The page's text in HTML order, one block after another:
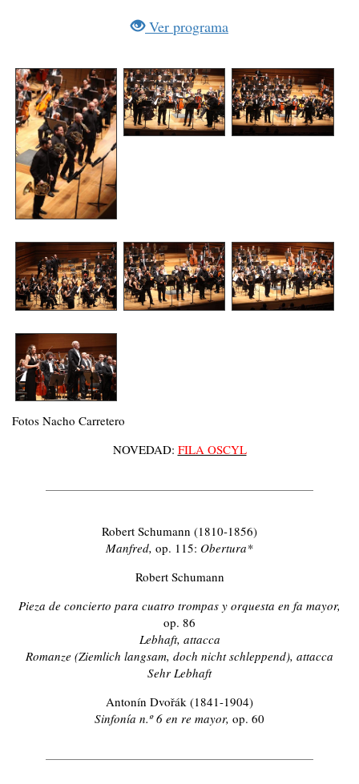
Ver programa
Fotos Nacho Carretero
NOVEDAD: FILA OSCYL
Robert Schumann (1810-1856)
Manfred, op. 115: Obertura*
Robert Schumann
Pieza de concierto para cuatro trompas y orquesta en fa mayor,
op. 86
Lebhaft, attacca
Romanze (Ziemlich langsam, doch nicht schleppend), attacca
Sehr Lebhaft
Antonín Dvořák (1841-1904)
Sinfonía n.º 6 en re mayor, op. 60